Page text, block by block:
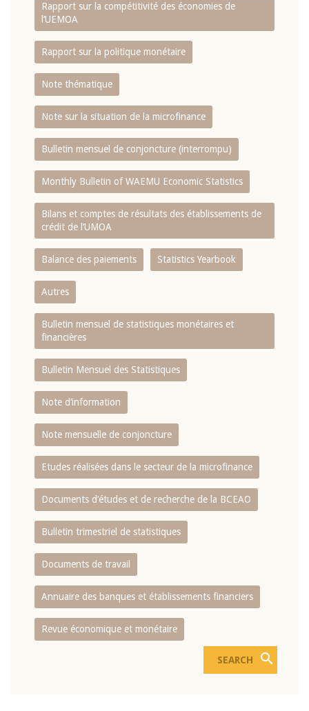
Rapport sur la compétitivité des économies de
l‘UEMOA
Rapport sur la politique monétaire
Note thématique
Note sur la situation de la microfinance
Bulletin mensuel de conjoncture (interrompu)
Monthly Bulletin of WAEMU Economic Statistics
Bilans et comptes de résultats des établissements de
crédit de l‘UMOA
Balance des paiements Statistics Yearbook
Autres
Bulletin mensuel de statistiques monétaires et
financières
Bulletin Mensuel des Statistiques
Note d’information
Note mensuelle de conjoncture
Etudes réalisées dans le secteur de la microfinance
Documents d’études et de recherche de la BCEAO
Bulletin trimestriel de statistiques
Documents de travail
Annuaire des banques et établissements financiers
Revue économique et monétaire